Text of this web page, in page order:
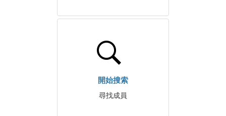
開始搜索
尋找成員